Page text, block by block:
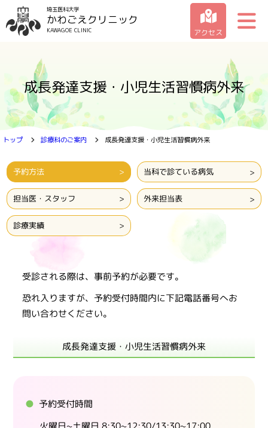
アクセス
埼玉医科大学
かわごえクリニック
KAWAGOE CLINIC
受診のご案内
診療科のご案内
成長発達支援・小児生活習慣病外来
トップ 診療科のご案内 成長発達支援・小児生活習慣病外来
予約方法 当科で診ている病気
担当医・スタッフ 外来担当表
診療実績
受診される際は、事前予約が必要です。
恐れ入りますが、予約受付時間内に下記電話番号へお
問い合わせください。
成長発達支援・小児生活習慣病外来
予約受付時間